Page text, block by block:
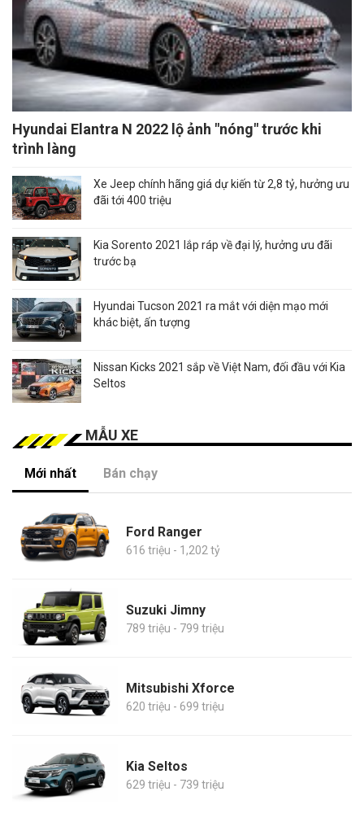
Hyundai Elantra N 2022 lộ ảnh "nóng" trước khi
trình làng
Xe Jeep chính hãng giá dự kiến từ 2,8 tỷ, hưởng ưu
đãi tới 400 triệu
Kia Sorento 2021 lắp ráp về đại lý, hưởng ưu đãi
trước bạ
Hyundai Tucson 2021 ra mắt với diện mạo mới
khác biệt, ấn tượng
Nissan Kicks 2021 sắp về Việt Nam, đối đầu với Kia
Seltos
MẪU XE
Mới nhất Bán chạy
Ford Ranger
616 triệu - 1,202 tỷ
Suzuki Jimny
789 triệu - 799 triệu
Mitsubishi Xforce
620 triệu - 699 triệu
Kia Seltos
629 triệu - 739 triệu